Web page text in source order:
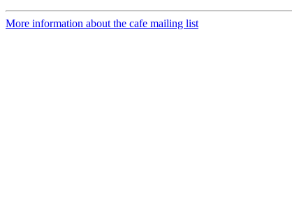
More information about the cafe mailing list